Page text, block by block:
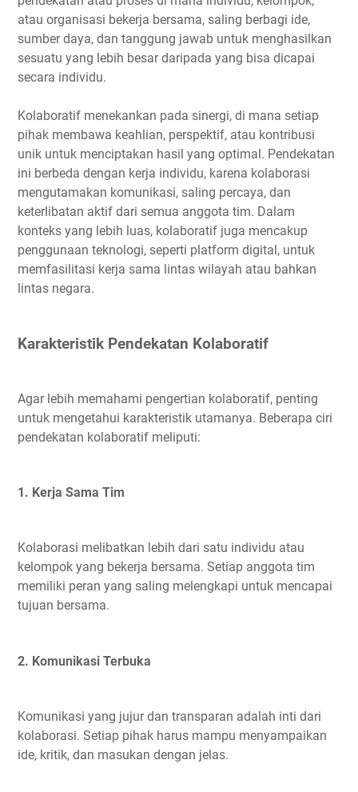
atau organisasi bekerja bersama, saling berbagi ide,
sumber daya, dan tanggung jawab untuk menghasilkan
sesuatu yang lebih besar daripada yang bisa dicapai
secara individu.
Kolaboratif menekankan pada sinergi, di mana setiap
pihak membawa keahlian, perspektif, atau kontribusi
unik untuk menciptakan hasil yang optimal. Pendekatan
ini berbeda dengan kerja individu, karena kolaborasi
mengutamakan komunikasi, saling percaya, dan
keterlibatan aktif dari semua anggota tim. Dalam
konteks yang lebih luas, kolaboratif juga mencakup
penggunaan teknologi, seperti platform digital, untuk
memfasilitasi kerja sama lintas wilayah atau bahkan
lintas negara.
Karakteristik Pendekatan Kolaboratif
Agar lebih memahami pengertian kolaboratif, penting
untuk mengetahui karakteristik utamanya. Beberapa ciri
pendekatan kolaboratif meliputi:
1. Kerja Sama Tim
Kolaborasi melibatkan lebih dari satu individu atau
kelompok yang bekerja bersama. Setiap anggota tim
memiliki peran yang saling melengkapi untuk mencapai
tujuan bersama.
2. Komunikasi Terbuka
Komunikasi yang jujur dan transparan adalah inti dari
kolaborasi. Setiap pihak harus mampu menyampaikan
ide, kritik, dan masukan dengan jelas.